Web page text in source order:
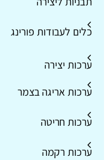
כלים לעבודות פורינג
ערכות יצירה
ערכות אריגה בצמר
ערכות חריטה
ערכות רקמה